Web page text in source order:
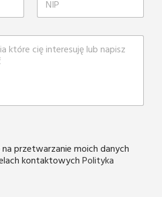
przetwarzanie moich danych
kontaktowychPolityka